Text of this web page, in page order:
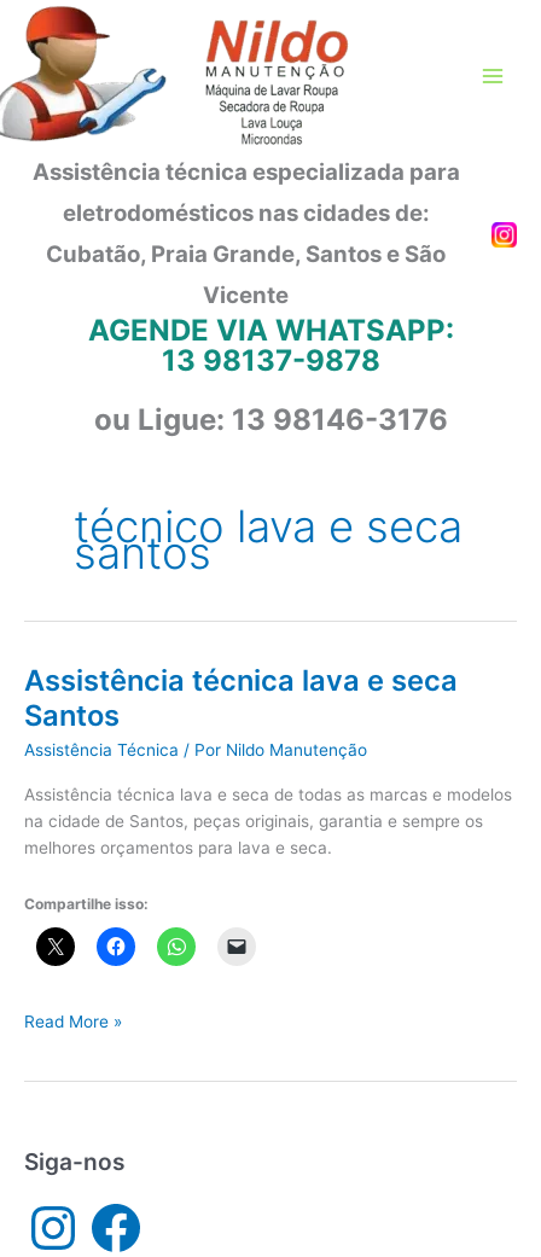
para
conteúdo
Assistência técnica especializada para
eletrodomésticos nas cidades de:
Cubatão, Praia Grande, Santos e São
Vicente
AGENDE VIA WHATSAPP:
13 98137-9878
ou Ligue: 13 98146-3176
técnico lava e seca
santos
Assistência técnica lava e seca
Santos
Assistência Técnica / Por Nildo Manutenção
Assistência técnica lava e seca de todas as marcas e modelos
na cidade de Santos, peças originais, garantia e sempre os
melhores orçamentos para lava e seca.
Compartilhe isso:
Assistência
Santos
Read More »
Siga-nos
n
a
c